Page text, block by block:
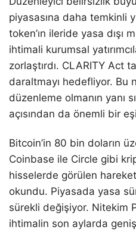
piyasasına daha temkinli
token’ın ileride yasa dışı
ihtimali kurumsal
zorlaştırdı. CLARITY Act
daraltmayı hedefliyor. Bu
düzenleme olmanın yanı
açısından da önemli bir
Bitcoin’in 80 bin doların
Coinbase ile Circle gibi
hisselerde görülen
okundu. Piyasada yasa
sürekli değişiyor. Nitekim
ihtimalin son aylarda